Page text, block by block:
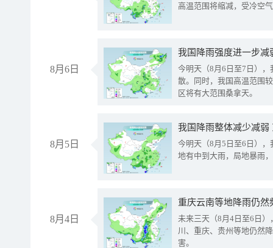
高温范围将缩减，受冷空
8月6日
今明天（8月6日至7日）
散。同时，我国高温范围
区将有大范围桑拿天。
8月5日
我国降雨整体减少减弱
今明天（8月5日至6日）
地有中到大雨，局地暴雨
8月4日
重庆云南等地降雨仍然
未来三天（8月4日至6日
川、重庆、贵州等地仍然
害。